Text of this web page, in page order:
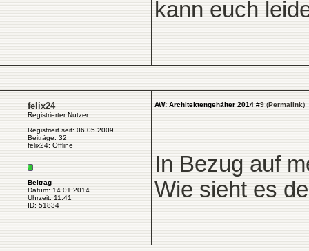
kann euch
felix24
Registrierter Nutzer
Registriert seit: 06.05.2009
Beiträge: 32
felix24: Offline
Beitrag
Datum: 14.01.2014
Uhrzeit: 11:41
ID: 51834
AW: Architektengehälter 2014 #9 (Permalink)
In Bezug auf
Wie sieht es